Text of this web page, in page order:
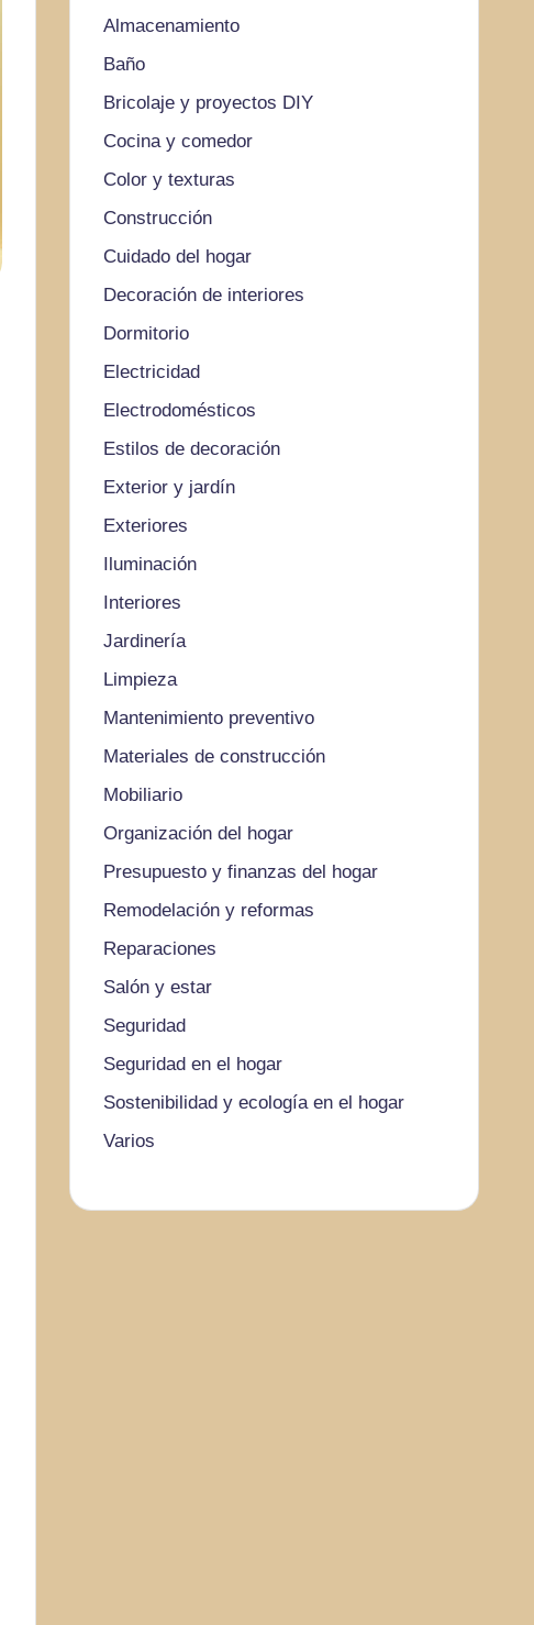
Almacenamiento
Baño
Bricolaje y proyectos DIY
Cocina y comedor
Color y texturas
Construcción
Cuidado del hogar
Decoración de interiores
Dormitorio
Electricidad
Electrodomésticos
Estilos de decoración
Exterior y jardín
Exteriores
Iluminación
Interiores
Jardinería
Limpieza
Mantenimiento preventivo
Materiales de construcción
Mobiliario
Organización del hogar
Presupuesto y finanzas del hogar
Remodelación y reformas
Reparaciones
Salón y estar
Seguridad
Seguridad en el hogar
Sostenibilidad y ecología en el hogar
Varios